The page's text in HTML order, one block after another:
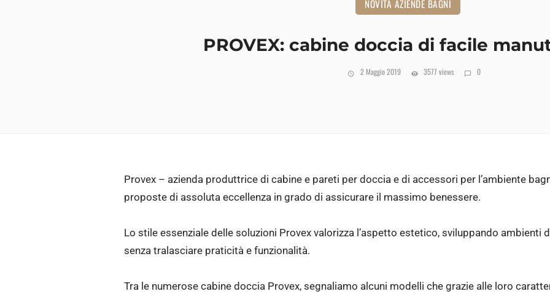
NOVITÀ AZIENDE BAGNI
PROVEX: cabine doccia di facile
2 Maggio 2019 3577 views 0
Provex – azienda produttrice di cabine e pareti per doccia e di accessori per l’ambiente
proposte di assoluta eccellenza in grado di assicurare il massimo benessere.
Lo stile essenziale delle soluzioni Provex valorizza l’aspetto estetico, sviluppando ambienti
senza tralasciare praticità e funzionalità.
Tra le numerose cabine doccia Provex, segnaliamo alcuni modelli che grazie alle loro